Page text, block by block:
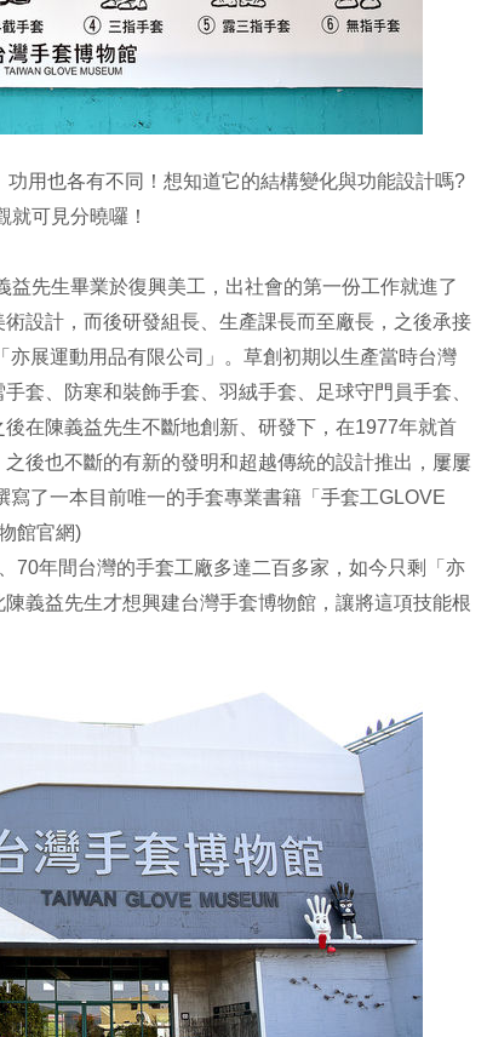
用也各有不同！想知道它的結構變化與功能設計嗎?
就可見分曉囉！
益先生畢業於復興美工，出社會的第一份工作就進了
設計，而後研發組長、生產課長而至廠長，之後承接
亦展運動用品有限公司」。草創初期以生產當時台灣
套、防寒和裝飾手套、羽絨手套、足球守門員手套、
在陳義益先生不斷地創新、研發下，在1977年就首
後也不斷的有新的發明和超越傳統的設計推出，屢屢
了一本目前唯一的手套專業書籍「手套工GLOVE
館官網)
70年間台灣的手套工廠多達二百多家，如今只剩「亦
義益先生才想興建台灣手套博物館，讓將這項技能根